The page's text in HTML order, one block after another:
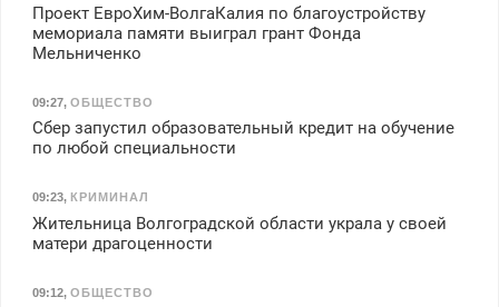
Проект ЕвроХим-ВолгаКалия по благоустройству
мемориала памяти выиграл грант Фонда
Мельниченко
09:27, ОБЩЕСТВО
Сбер запустил образовательный кредит на обучение
по любой специальности
09:23, КРИМИНАЛ
Жительница Волгоградской области украла у своей
матери драгоценности
09:12, ОБЩЕСТВО